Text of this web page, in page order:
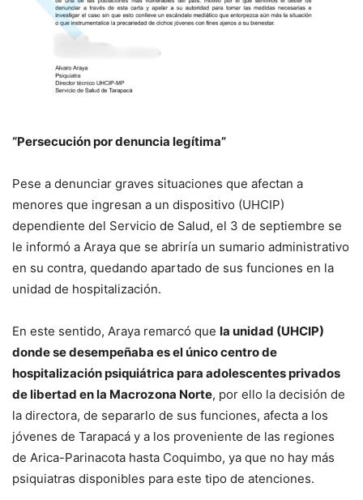
“Persecución por denuncia legítima”
Pese a denunciar graves situaciones que afectan a
menores que ingresan a un dispositivo (UHCIP)
dependiente del Servicio de Salud, el 3 de septiembre se
le informó a Araya que se abriría un sumario administrativo
en su contra, quedando apartado de sus funciones en la
unidad de hospitalización.
En este sentido, Araya remarcó que la unidad (UHCIP)
donde se desempeñaba es el único centro de
hospitalización psiquiátrica para adolescentes privados
de libertad en la Macrozona Norte, por ello la decisión de
la directora, de separarlo de sus funciones, afecta a los
jóvenes de Tarapacá y a los proveniente de las regiones
de Arica-Parinacota hasta Coquimbo, ya que no hay más
psiquiatras disponibles para este tipo de atenciones.